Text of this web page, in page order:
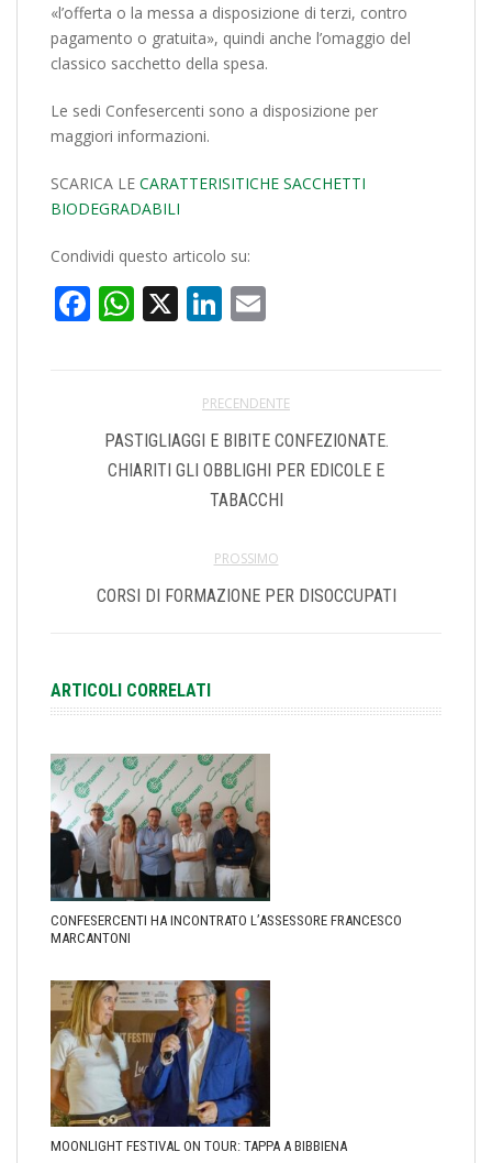
«l’offerta o la messa a disposizione di terzi, contro
pagamento o gratuita», quindi anche l’omaggio del
classico sacchetto della spesa.
Le sedi Confesercenti sono a disposizione per
maggiori informazioni.
SCARICA LE CARATTERISITICHE SACCHETTI
BIODEGRADABILI
Condividi questo articolo su:
Facebook
WhatsApp
X LinkedIn
PRECENDENTE
PASTIGLIAGGI E BIBITE CONFEZIONATE.
CHIARITI GLI OBBLIGHI PER EDICOLE E
TABACCHI
PROSSIMO
CORSI DI FORMAZIONE PER DISOCCUPATI
ARTICOLI CORRELATI
CONFESERCENTI HA INCONTRATO L’ASSESSORE FRANCESCO
MARCANTONI
MOONLIGHT FESTIVAL ON TOUR: TAPPA A BIBBIENA